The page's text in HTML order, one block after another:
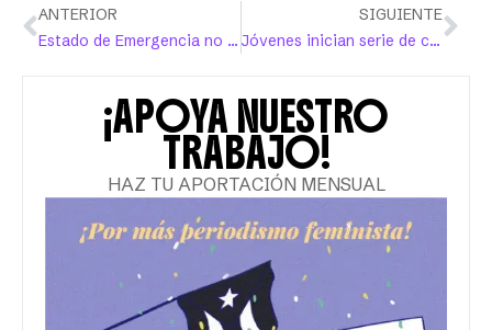
ANTERIOR
Estado de Emergencia no llega mientras se perpetran 17 feminicidios en un mes
SIGUIENTE
Jóvenes inician serie de conversatorios educativos sobre equidad en el marco de la campaña ¡Cambia ya!
¡APOYA NUESTRO
TRABAJO!
HAZ TU APORTACIÓN MENSUAL